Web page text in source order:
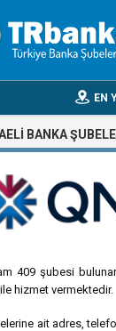
EN
BANKA
409 şubesi
hizmet vermektedir.
ait adres,